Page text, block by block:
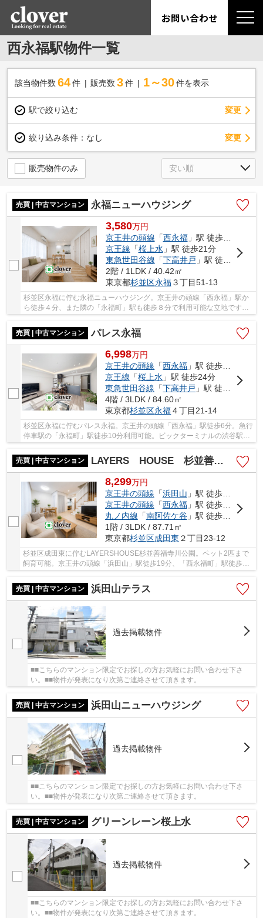
お問い合わせ
西永福駅物件一覧
該当物件数 64件 販売数 3 件 1～30 件を表示
駅で絞り込む 変更
絞り込み条件： なし 変更
販売物件のみ
売買 | 中古マンション 永福ニューハウジング
3,580万円
京王井の頭線 「西永福」駅 徒歩4分
京王線 「桜上水 」駅 徒歩21分
東急世田谷線 「下高井戸 」駅 徒歩23分
2階 / 1LDK / 40.42㎡
東京都杉並区永福３丁目51-13
杉並区永福に佇む永福ニューハウジング。京王井の頭線「西永福」駅か
ら徒歩４分、また隣の「永福町」駅も徒歩８分で利用可能な立地です。
複数のスーパーが徒歩圏内にあるため、便利な...
売買 | 中古マンション
パレス永福
6,998万円
京王井の頭線 「西永福 」駅 徒歩6分
京王線 「桜上水 」駅 徒歩24分
東急世田谷線 「下高井戸 」駅 徒歩26分
4階 / 3LDK / 84.60㎡
東京都杉並区永福４丁目21-14
杉並区永福に佇むパレス永福。京王井の頭線「西永福」駅徒歩6分。急行
停車駅の「永福町」駅徒歩10分利用可能。ビックターミナルの渋谷駅ま
でのアクセス良好。周辺は閑静な住宅地でスー...
売買 | 中古マンション
LAYERS HOUSE 杉並善福寺川公園
8,299万円
京王井の頭線 「浜田山 」駅 徒歩19分
京王井の頭線 「西永福」駅 徒歩15分
丸ノ内線 「南阿佐ケ谷」駅 徒歩21分
1階 / 3LDK / 87.71㎡
東京都杉並区成田東 ２丁目23-12
杉並区成田東に佇むLAYERSHOUSE杉並善福寺川公園。ペット2匹まで
飼育可能。京王井の頭線「浜田山」駅徒歩19分、「西永福町」駅徒歩15
売買 | 中古マンション
浜田山テラス
過去掲載物件
■■こちらのマンション限定でお探しの方お気軽にお問い合わせ下さ
い。■■物件が発表になり次第ご連絡させて頂きます。
売買 | 中古マンション 浜田山ニューハウジング
過去掲載物件
■■こちらのマンション限定でお探しの方お気軽にお問い合わせ下さ
い。■■物件が発表になり次第ご連絡させて頂きます。
売買 | 中古マンション グリーンレーン桜上水
過去掲載物件
■■こちらのマンション限定でお探しの方お気軽にお問い合わせ下さ
い。■■物件が発表になり次第ご連絡させて頂きます。